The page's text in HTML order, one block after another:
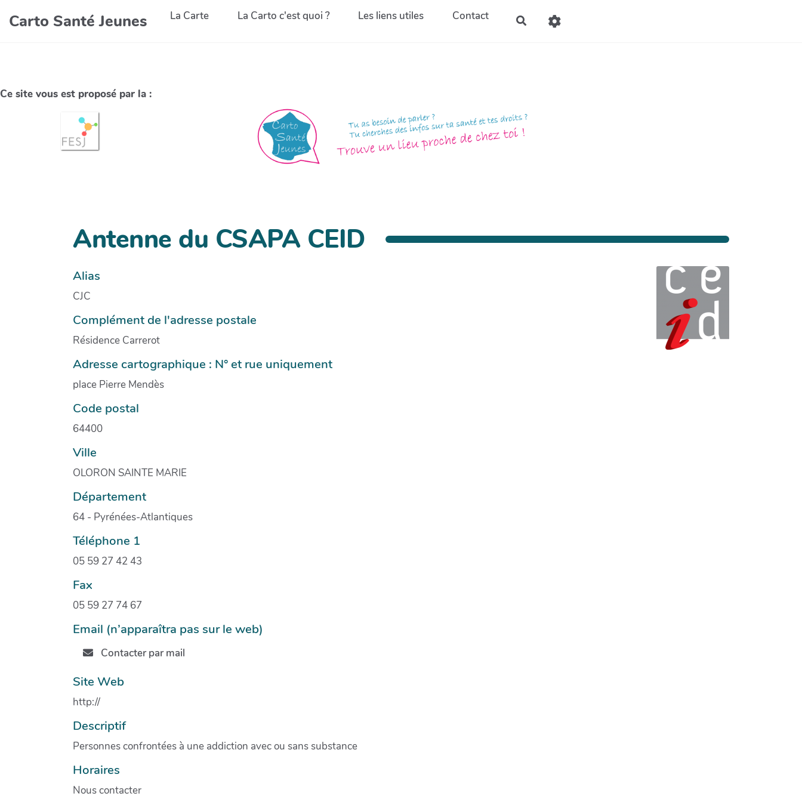
Carto Santé Jeunes La Carte La Carto c'est quoi ? Les liens utiles Contact
Ce site vous est proposé par la :
Antenne du CSAPA CEID
Alias
CJC
Complément de l'adresse postale
Résidence Carrerot
Adresse cartographique : N° et rue uniquement
place Pierre Mendès
Code postal
64400
Ville
OLORON SAINTE MARIE
Département
64 - Pyrénées-Atlantiques
Téléphone 1
05 59 27 42 43
Fax
05 59 27 74 67
Email (n’apparaîtra pas sur le web)
Contacter par mail
Site Web
http://
Descriptif
Personnes confrontées à une addiction avec ou sans substance
Horaires
Nous contacter